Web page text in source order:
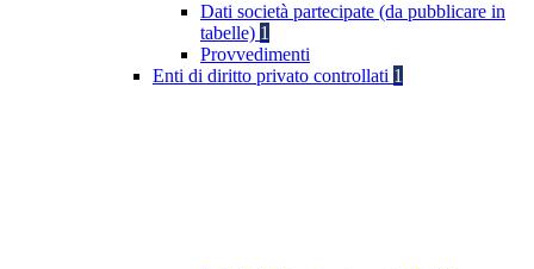
Dati società partecipate (da pubblicare in
tabelle) 1
Provvedimenti
Enti di diritto privato controllati 1